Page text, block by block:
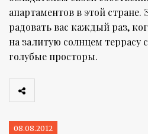
апартаментов в этой стране.
радовать вас каждый раз,
на залитую солнцем террасу
голубые просторы.
08.08.2012